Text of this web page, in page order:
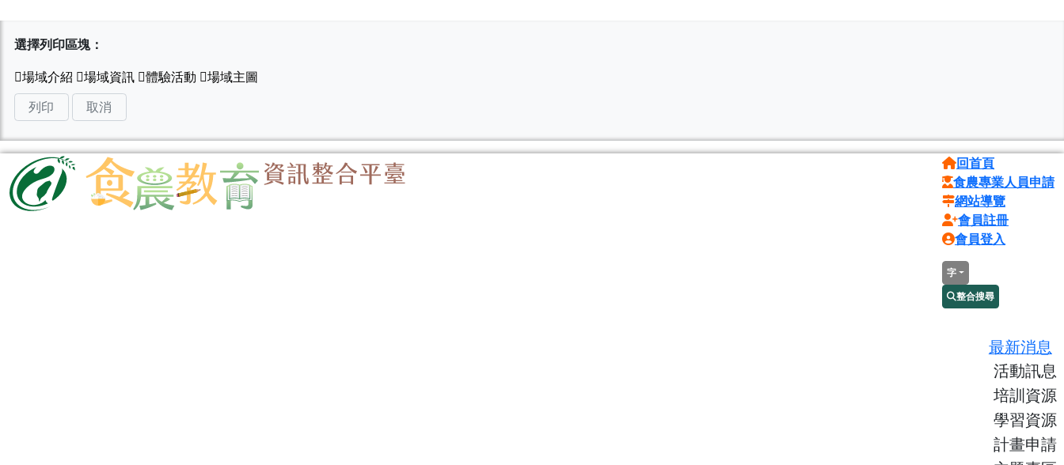
列印 取消
回首頁
食農專業人員申請
網站導覽
會員註冊
會員登入
整合搜尋
活動訊息
培訓資源
學習資源
計畫申請
主題專區